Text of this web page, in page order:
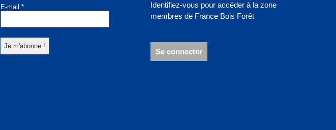
E-mail *
Identifiez-vous pour accéder à la zone
membres de France Bois Forêt
Se connecter